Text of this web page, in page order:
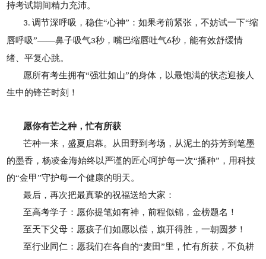
持考试期间精力充沛。
3.调节深呼吸，稳住“心神”：如果考前紧张，不妨试一下“缩
唇呼吸”——鼻子吸气3秒，嘴巴缩唇吐气6秒，能有效舒缓情
绪、平复心跳。
愿所有考生拥有“强壮如山”的身体，以最饱满的状态迎接人
生中的锋芒时刻！
愿你有芒之种，忙有所获
芒种一来，盛夏启幕。从田野到考场，从泥土的芬芳到笔墨
的墨香，杨凌金海始终以严谨的匠心呵护每一次“播种”，用科技
的“金甲”守护每一个健康的明天。
最后，再次把最真挚的祝福送给大家：
至高考学子：愿你提笔如有神，前程似锦，金榜题名！
至天下父母：愿孩子们如愿以偿，旗开得胜，一朝圆梦！
至行业同仁：愿我们在各自的“麦田”里，忙有所获，不负耕